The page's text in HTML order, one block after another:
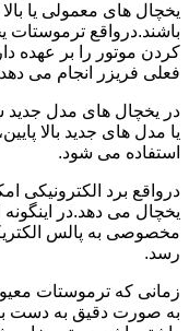
یخچال های معمولی یا
باشند.درواقع
کردن موتور را بر عهده
فعلی فریزر انجام می
در یخچال های مدل جدید
یا مدل های جدید بالا
استفاده می شود.
درواقع برد الکترونیکی
یخچال می دهد.در
مخصوصی به پالس
رسد.
زمانی که ترموستات
به صورت دقیق به دست